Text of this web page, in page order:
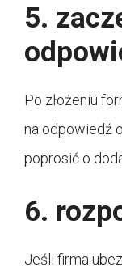
5.
Po złożeniu
na odpowiedź
poprosić o
6.
Jeśli firma